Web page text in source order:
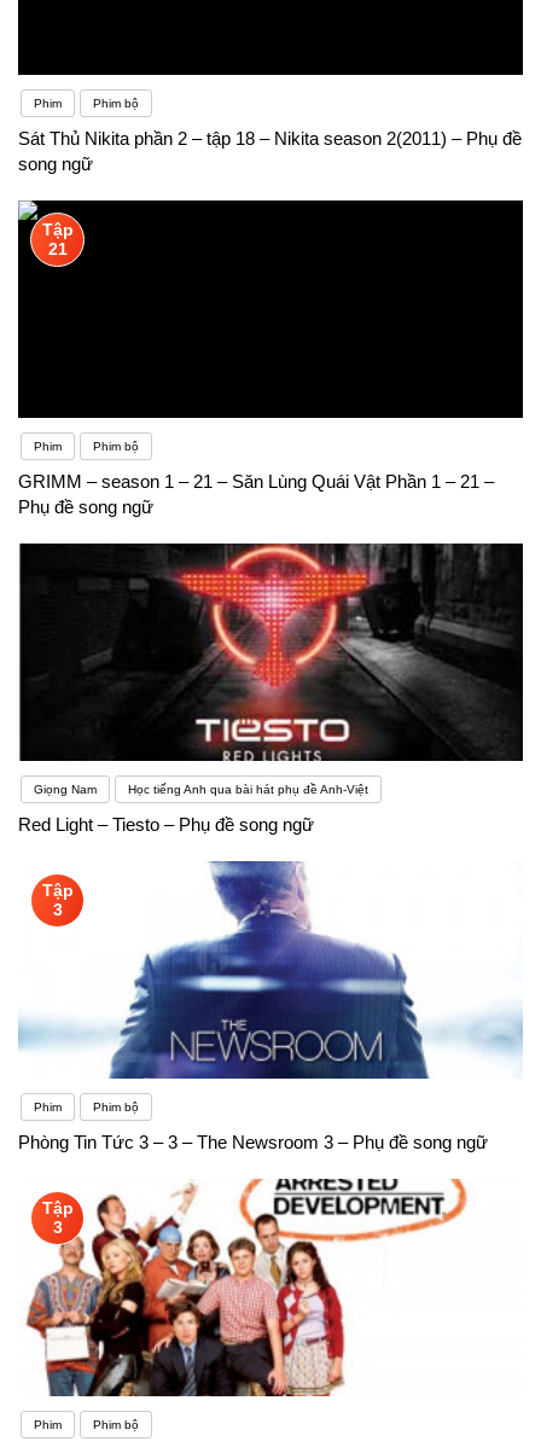
Phim Phim bộ
Sát Thủ Nikita phần 2 – tập 18 – Nikita season 2(2011) – Phụ đề
song ngữ
Tập
21
Phim Phim bộ
GRIMM – season 1 – 21 – Săn Lùng Quái Vật Phần 1 – 21 –
Phụ đề song ngữ
Giọng Nam Học tiếng Anh qua bài hát phụ đề Anh-Việt
Red Light – Tiesto – Phụ đề song ngữ
Tập
3
Phim Phim bộ
Phòng Tin Tức 3 – 3 – The Newsroom 3 – Phụ đề song ngữ
Tập
3
Phim Phim bộ